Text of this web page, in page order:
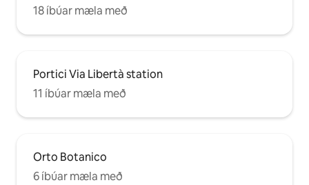
18 íbúar mæla með
Portici Via Libertà station
11 íbúar mæla með
Orto Botanico
6 íbúar mæla með